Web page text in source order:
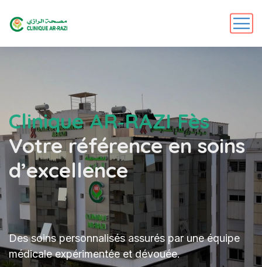
Clinique AR‑RAZI Fès
Votre référence en soins
d’excellence
Des soins personnalisés assurés par une équipe
médicale expérimentée et dévouée.